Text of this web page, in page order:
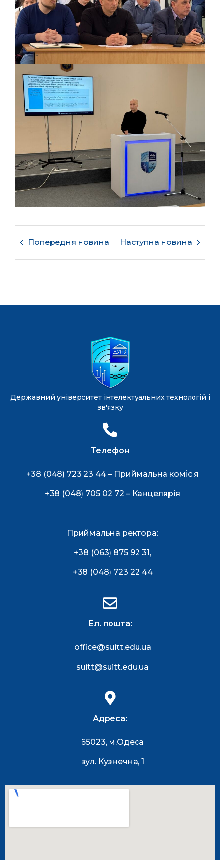
Попередня новина Наступна новина
Державний університет інтелектуальних технологій і
зв'язку
Телефон
+38 (048) 723 23 44 – Приймальна комісія
+38 (048) 705 02 72 – Канцелярія
Приймальна ректора:
+38 (063) 875 92 31,
+38 (048) 723 22 44
Ел. пошта:
office@suitt.edu.ua
suitt@suitt.edu.ua
Адреса:
65023, м.Одеса
вул. Кузнечна, 1